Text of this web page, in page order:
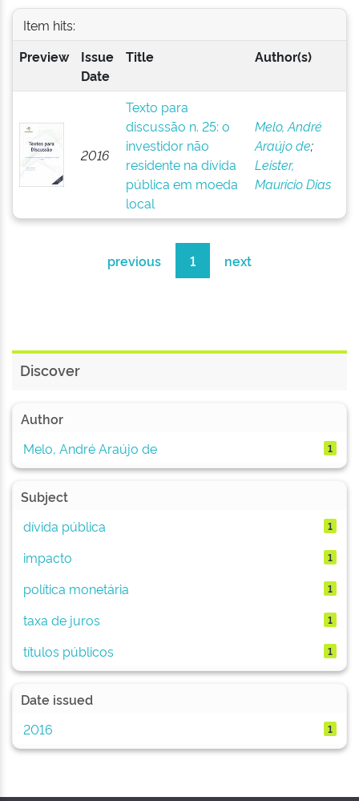
Item hits:
Preview
Issue
Date
Title Author(s)
2016
Texto para
discussão n. 25: o
investidor não
residente na dívida
pública em moeda
local
Melo, André
Araújo de;
Leister,
Maurício Dias
previous 1 next
Discover
Author
Melo, André Araújo de
1
Subject
dívida pública
1
impacto 1
política monetária 1
taxa de juros 1
títulos públicos 1
Date issued
2016
1